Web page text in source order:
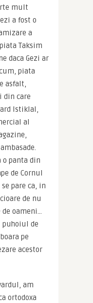
mult
a fost o
a
Taksim
daca Gezi ar
piata
asfalt,
din care
Istiklal,
al
o panta din
de Cornul
pare ca, in
de nu
oameni…
puhoiul de
pe
acestor
am
ortodoxa